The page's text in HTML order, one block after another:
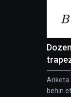
Ariketa
behin